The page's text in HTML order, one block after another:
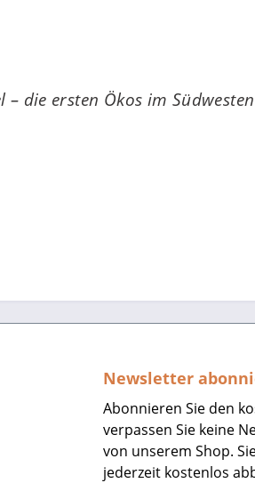
die ersten Ökos im
Newsletter
Abonnieren Sie den
verpassen Sie keine
von unserem Shop.
jederzeit kostenlos